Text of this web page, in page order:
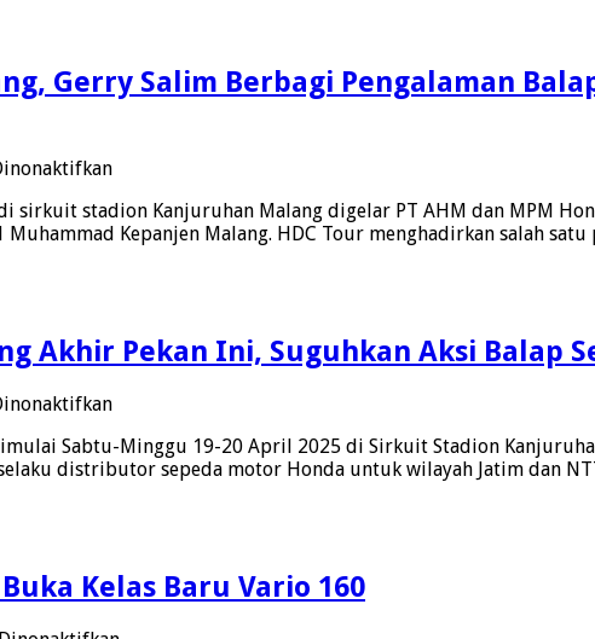
Dengan
Cuaca
Gerry Salim Berbagi Pengalaman
pada
Dream
Cup
Pengalaman
Balap
150
Siswa
Di
HDC
sirkuit stadion Kanjuruhan Malang digelar PT AHM dan MPM
Kepanjen Malang. HDC Tour menghadirkan salah
Akhir Pekan Ini, Suguhkan Aksi Balap
pada
2025
Seri
Pekan
Ini,
Suguhkan
Sabtu-Minggu 19-20 April 2025 di Sirkuit Stadion
distributor sepeda motor Honda untuk wilayah Jatim dan
Kelas Baru Vario 160